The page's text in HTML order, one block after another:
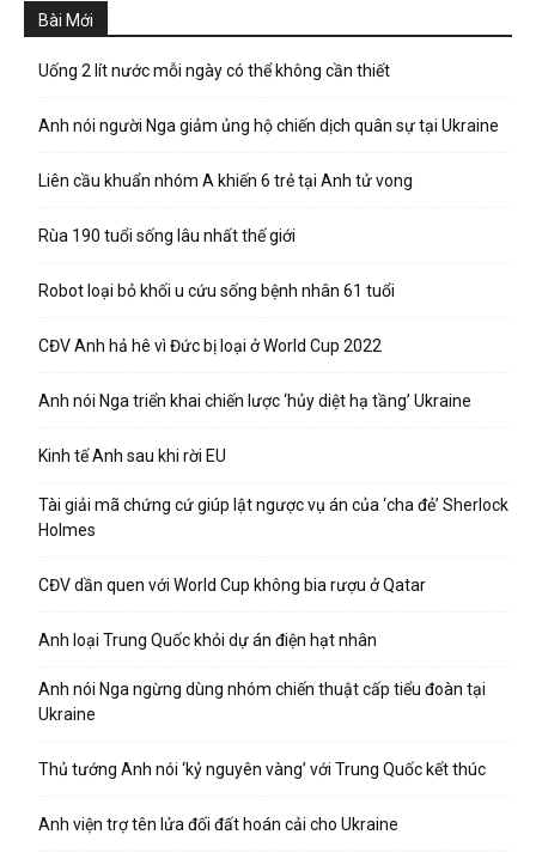
Bài Mới
Uống 2 lít nước mỗi ngày có thể không cần thiết
Anh nói người Nga giảm ủng hộ chiến dịch quân sự tại Ukraine
Liên cầu khuẩn nhóm A khiến 6 trẻ tại Anh tử vong
Rùa 190 tuổi sống lâu nhất thế giới
Robot loại bỏ khối u cứu sống bệnh nhân 61 tuổi
CĐV Anh hả hê vì Đức bị loại ở World Cup 2022
Anh nói Nga triển khai chiến lược ‘hủy diệt hạ tầng’ Ukraine
Kinh tế Anh sau khi rời EU
Tài giải mã chứng cứ giúp lật ngược vụ án của ‘cha đẻ’ Sherlock
Holmes
CĐV dần quen với World Cup không bia rượu ở Qatar
Anh loại Trung Quốc khỏi dự án điện hạt nhân
Anh nói Nga ngừng dùng nhóm chiến thuật cấp tiểu đoàn tại
Ukraine
Thủ tướng Anh nói ‘kỷ nguyên vàng’ với Trung Quốc kết thúc
Anh viện trợ tên lửa đối đất hoán cải cho Ukraine